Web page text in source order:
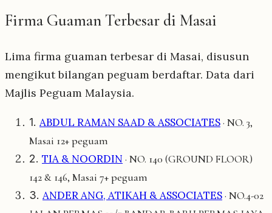
Firma Guaman Terbesar di Masai
Lima firma guaman terbesar di Masai, disusun
mengikut bilangan peguam berdaftar. Data dari
Majlis Peguam Malaysia.
1. ABDUL RAMAN SAAD & ASSOCIATES· NO. 3,
Masai 12+ peguam
2. TIA & NOORDIN · NO. 140 (GROUND FLOOR)
142 & 146, Masai 7+ peguam
3. ANDER ANG, ATIKAH & ASSOCIATES· NO.4-02